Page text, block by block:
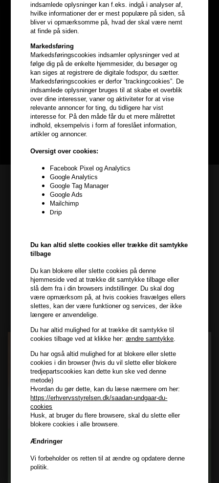
indsamlede oplysninger kan f.eks. indgå i analyser af,
hvilke informationer der er mest populære på siden, så
bliver vi opmærksomme på, hvad der skal være nemt
at finde på siden.
Markedsføring
Markedsføringscookies indsamler oplysninger ved at
følge dig på de enkelte hjemmesider, du besøger og
kan siges at registrere de digitale fodspor, du sætter.
Markedsføringscookies er derfor ”trackingcookies”. De
indsamlede oplysninger bruges til at skabe et overblik
over dine interesser, vaner og aktiviteter for at vise
relevante annoncer for ting, du tidligere har vist
interesse for. På den måde får du et mere målrettet
indhold, eksempelvis i form af foreslået information,
artikler og annoncer.
Oversigt over cookies:
Facebook Pixel og Analytics
Google Analytics
Google Tag Manager
Google Ads
Mailchimp
Drip
Du kan altid slette cookies eller trække dit samtykke
tilbage
Du kan blokere eller slette cookies på denne
hjemmeside ved at trække dit samtykke tilbage eller
slå dem fra i din browsers indstillinger. Du skal dog
være opmærksom på, at hvis cookies fravælges ellers
slettes, kan der være funktioner og services, der ikke
længere er anvendelige.
Du har altid mulighed for at trække dit samtykke til
cookies tilbage ved at klikke her:ændre samtykke
Du har også altid mulighed for at blokere eller slette
cookies i din browser (hvis du vil slette eller blokere
tredjepartscookies kan dette kun ske ved denne
metode)
Hvordan du gør dette, kan du læse nærmere om her:
https://erhvervsstyrelsen.dk/saadan-undgaar-du-
cookies
Husk, at bruger du flere browsere, skal du slette eller
blokere cookies i alle browsere.
Ændringer
Vi forbeholder os retten til at ændre og opdatere denne
politik.
Optjen5% bonuskronerpå
hele din ordre
Bliv helt gratis en del af vores kundeklub og optjen rabatter når du
handler
Kundeservice
Frisenborgvej 6A
kundeservice@hair247.dk
Modtag tilbud mm
Tilmeld dig nyhedsbrev - du kan altid afmelde det igen.
TILMELD
ConsentJeg accepterer vilkår og betingelser.
Læs mere her
Husk at vi har
Gratis fragt til ved køb over 399 kr på udvalgte fragtformer
Vi sender samme hverdag ved bestilling inden kl 14:45
356 dages returret
Tilmeld dig nyhedsbrevet
Og modtag nyheder, eksklusive tilbud og rabatter